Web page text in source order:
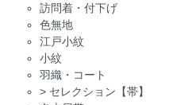
訪問着・付下げ
色無地
江戸小紋
小紋
羽織・コート
> セレクション【帯】